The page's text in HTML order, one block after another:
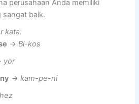
perusahaan Anda memiliki
sangat baik.
kata:
→Bi-kos
yor
→kam-pe-ni
hez